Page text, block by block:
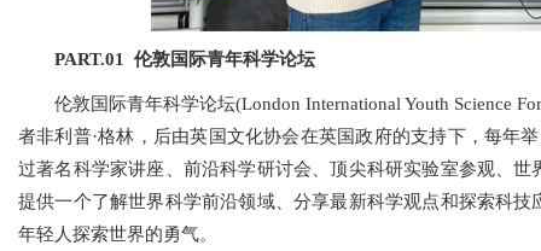
PART.01 伦敦国际青年科学论坛
伦敦国际青年科学论坛(London International Youth Science
者非利普·格林，后由英国文化协会在英国政府的支持下，每年
过著名科学家讲座、前沿科学研讨会、顶尖科研实验室参观、
提供一个了解世界科学前沿领域、分享最新科学观点和探索科
年轻人探索世界的勇气。